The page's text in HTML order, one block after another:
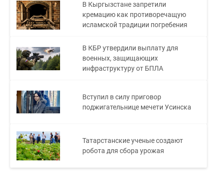
В Кыргызстане запретили
кремацию как противоречащую
исламской традиции погребения
В КБР утвердили выплату для
военных, защищающих
инфраструктуру от БПЛА
Вступил в силу приговор
поджигательнице мечети Усинска
Татарстанские ученые создают
робота для сбора урожая